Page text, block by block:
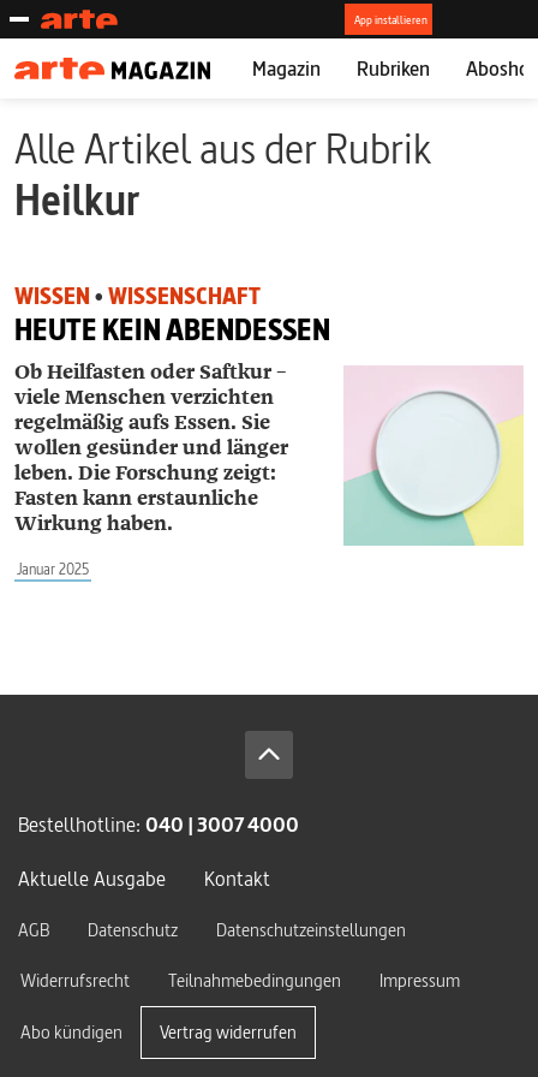
Magazin Rubriken
Alle Artikel aus der Rubrik
Heilkur
WISSEN • WISSENSCHAFT
HEUTE KEIN ABENDESSEN
Ob Heilfasten oder Saftkur –
viele Menschen verzichten
regelmäßig aufs Essen. Sie
wollen gesünder und länger
leben. Die Forschung zeigt:
Fasten kann erstaunliche
Wirkung haben.
Januar 2025
Bestellhotline: 040 | 3007 4000
Aktuelle Ausgabe
Kontakt
AGB Datenschutz
Datenschutzeinstellungen
Widerrufsrecht
Teilnahmebedingungen Impressum
Abo kündigen Vertrag widerrufen